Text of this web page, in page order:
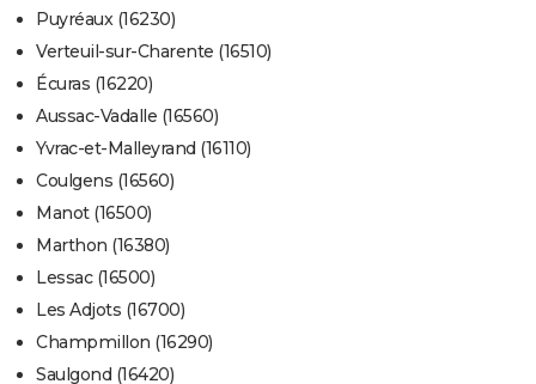
Puyréaux (16230)
Verteuil-sur-Charente (16510)
Écuras (16220)
Aussac-Vadalle (16560)
Yvrac-et-Malleyrand (16110)
Coulgens (16560)
Manot (16500)
Marthon (16380)
Lessac (16500)
Les Adjots (16700)
Champmillon (16290)
Saulgond (16420)